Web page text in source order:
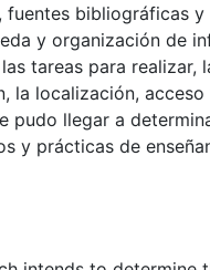
fuentes bibliográficas
y organización de
tareas para realizar,
la localización,
pudo llegar a
y prácticas de